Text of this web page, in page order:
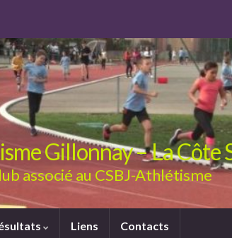
Gillonnay – La Côte
associé au CSBJ-Athlétisme
Liens Contacts